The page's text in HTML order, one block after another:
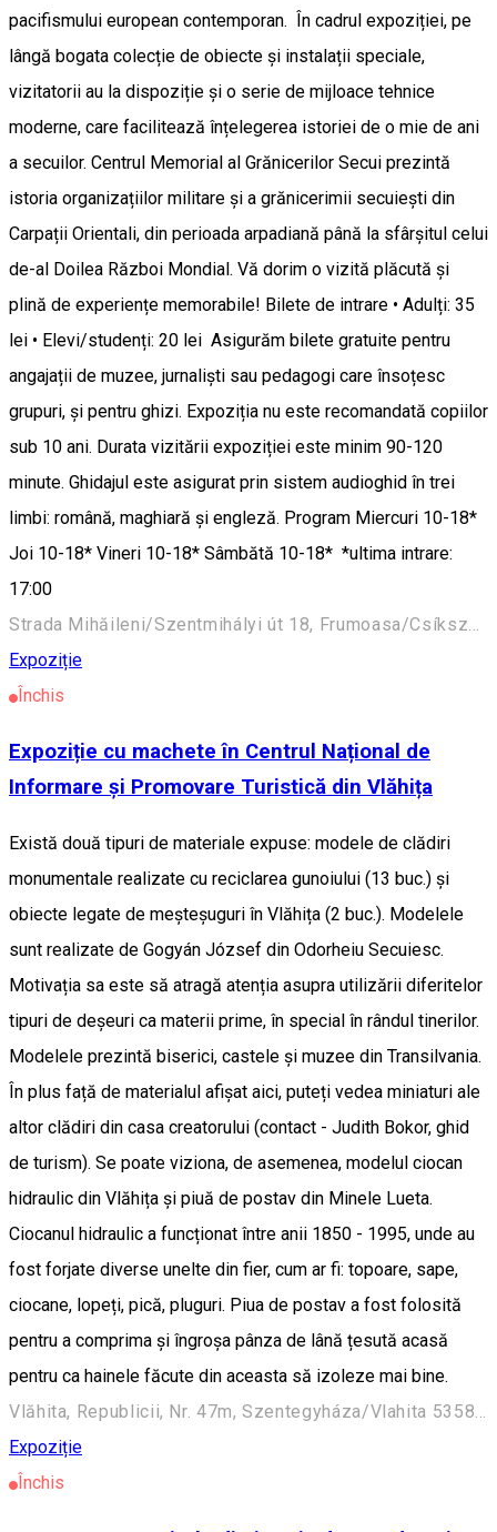
pacifismului european contemporan. În cadrul expoziției, pe
lângă bogata colecție de obiecte și instalații speciale,
vizitatorii au la dispoziție și o serie de mijloace tehnice
moderne, care facilitează înțelegerea istoriei de o mie de ani
a secuilor. Centrul Memorial al Grănicerilor Secui prezintă
istoria organizațiilor militare și a grănicerimii secuiești din
Carpații Orientali, din perioada arpadiană până la sfârșitul celui
de-al Doilea Război Mondial. Vă dorim o vizită plăcută și
plină de experiențe memorabile! Bilete de intrare • Adulți: 35
lei • Elevi/studenți: 20 lei Asigurăm bilete gratuite pentru
angajații de muzee, jurnaliști sau pedagogi care însoțesc
grupuri, și pentru ghizi. Expoziția nu este recomandată copiilor
sub 10 ani. Durata vizitării expoziției este minim 90-120
minute. Ghidajul este asigurat prin sistem audioghid în trei
limbi: română, maghiară și engleză. Program Miercuri 10-18*
Joi 10-18* Vineri 10-18* Sâmbătă 10-18* *ultima intrare:
17:00
Expoziție
Închis
Expoziție cu machete în Centrul Național de
Informare și Promovare Turistică din Vlăhița
Există două tipuri de materiale expuse: modele de clădiri
monumentale realizate cu reciclarea gunoiului (13 buc.) și
obiecte legate de meșteșuguri în Vlăhița (2 buc.). Modelele
sunt realizate de Gogyán József din Odorheiu Secuiesc.
Motivația sa este să atragă atenția asupra utilizării diferitelor
tipuri de deșeuri ca materii prime, în special în rândul tinerilor.
Modelele prezintă biserici, castele și muzee din Transilvania.
În plus față de materialul afișat aici, puteți vedea miniaturi ale
altor clădiri din casa creatorului (contact - Judith Bokor, ghid
de turism). Se poate viziona, de asemenea, modelul ciocan
hidraulic din Vlăhița și piuă de postav din Minele Lueta.
Ciocanul hidraulic a funcționat între anii 1850 - 1995, unde au
fost forjate diverse unelte din fier, cum ar fi: topoare, sape,
ciocane, lopeți, pică, pluguri. Piua de postav a fost folosită
pentru a comprima și îngroșa pânza de lână țesută acasă
pentru ca hainele făcute din aceasta să izoleze mai bine.
Vlăhita, Republicii, Nr. 47m, Szentegyháza/Vlahita 535800, Romania
Expoziție
Închis